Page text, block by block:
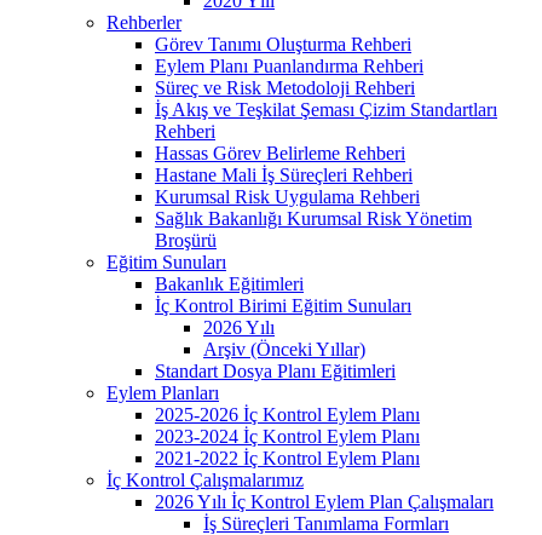
Rehberler
Görev Tanımı Oluşturma Rehberi
Eylem Planı Puanlandırma Rehberi
Süreç ve Risk Metodoloji Rehberi
İş Akış ve Teşkilat Şeması Çizim Standartları
Rehberi
Hassas Görev Belirleme Rehberi
Hastane Mali İş Süreçleri Rehberi
Kurumsal Risk Uygulama Rehberi
Sağlık Bakanlığı Kurumsal Risk Yönetim
Broşürü
Eğitim Sunuları
Bakanlık Eğitimleri
İç Kontrol Birimi Eğitim Sunuları
2026 Yılı
Arşiv (Önceki Yıllar)
Standart Dosya Planı Eğitimleri
Eylem Planları
2025-2026 İç Kontrol Eylem Planı
2023-2024 İç Kontrol Eylem Planı
2021-2022 İç Kontrol Eylem Planı
İç Kontrol Çalışmalarımız
2026 Yılı İç Kontrol Eylem Plan Çalışmaları
İş Süreçleri Tanımlama Formları